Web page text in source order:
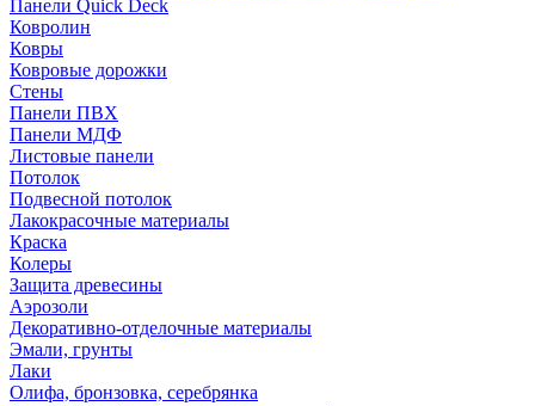
Панели Quick Deck
Ковролин
Ковры
Ковровые дорожки
Стены
Панели ПВХ
Панели МДФ
Листовые панели
Потолок
Подвесной потолок
Лакокрасочные материалы
Краска
Колеры
Защита древесины
Аэрозоли
Декоративно-отделочные материалы
Эмали, грунты
Лаки
Олифа, бронзовка, серебрянка